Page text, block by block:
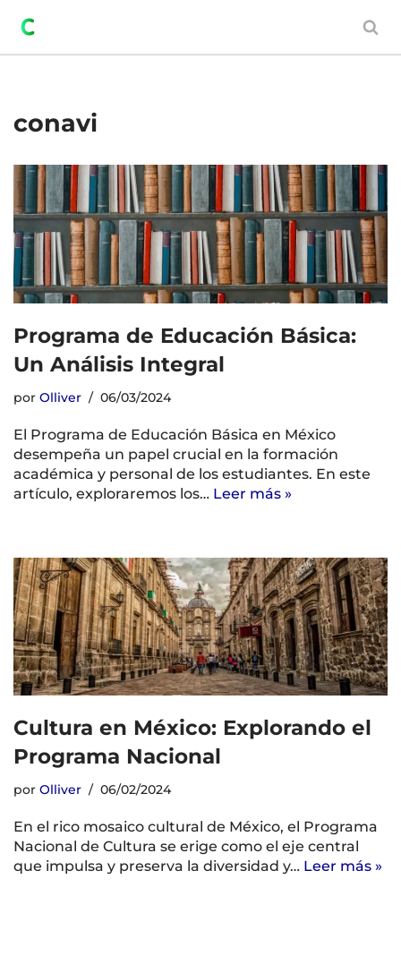
conavi
Programa de Educación Básica:
Un Análisis Integral
por Olliver 06/03/2024
El Programa de Educación Básica en México
desempeña un papel crucial en la formación
académica y personal de los estudiantes. En este
artículo, exploraremos los… Leer más »
Cultura en México: Explorando el
Programa Nacional
por Olliver 06/02/2024
En el rico mosaico cultural de México, el Programa
Nacional de Cultura se erige como el eje central
que impulsa y preserva la diversidad y… Leer más »